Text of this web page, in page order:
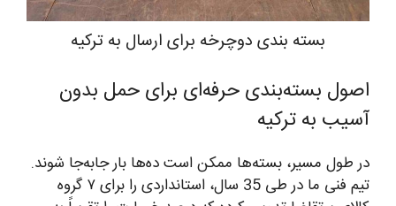
بسته بندی دوچرخه برای ارسال به ترکیه
اصول بسته‌بندی حرفه‌ای برای حمل بدون
آسیب به ترکیه
در طول مسیر، بسته‌ها ممکن است ده‌ها بار جابه‌جا شوند.
تیم فنی ما در طی 35 سال، استانداردی را برای ۷ گروه